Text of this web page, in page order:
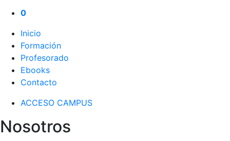
0
Inicio
Formación
Profesorado
Ebooks
Contacto
ACCESO CAMPUS
Nosotros